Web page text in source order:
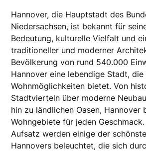
Hannover, die Hauptstadt des
Niedersachsen, ist bekannt für
Bedeutung, kulturelle Vielfalt und
traditioneller und moderner
Bevölkerung von rund 540.000
Hannover eine lebendige Stadt,
Wohnmöglichkeiten bietet. Von
Stadtvierteln über moderne
hin zu ländlichen Oasen, Hannover
Wohngebiete für jeden
Aufsatz werden einige der
Hannovers beleuchtet, die sich